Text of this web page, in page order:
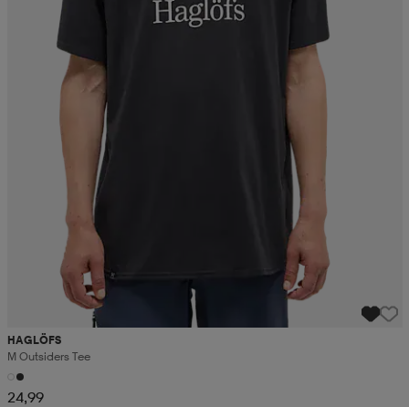
HAGLÖFS
M Outsiders Tee
24,99